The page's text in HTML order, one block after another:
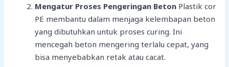
Mengatur Proses Pengeringan Beton Plastik cor
PE membantu dalam menjaga kelembapan beton
yang dibutuhkan untuk proses curing. Ini
mencegah beton mengering terlalu cepat, yang
bisa menyebabkan retak atau cacat.